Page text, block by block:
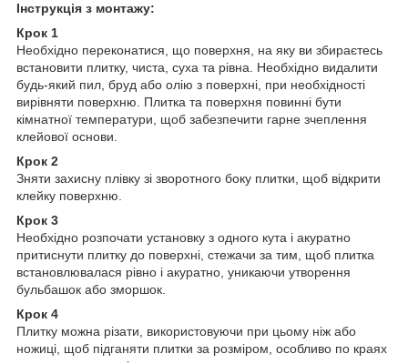
Інструкція з монтажу:
Крок 1
Необхідно переконатися, що поверхня, на яку ви збираєтесь
встановити плитку, чиста, суха та рівна. Необхідно видалити
будь-який пил, бруд або олію з поверхні, при необхідності
вирівняти поверхню. Плитка та поверхня повинні бути
кімнатної температури, щоб забезпечити гарне зчеплення
клейової основи.
Крок 2
Зняти захисну плівку зі зворотного боку плитки, щоб відкрити
клейку поверхню.
Крок 3
Необхідно розпочати установку з одного кута і акуратно
притиснути плитку до поверхні, стежачи за тим, щоб плитка
встановлювалася рівно і акуратно, уникаючи утворення
бульбашок або зморшок.
Крок 4
Плитку можна різати, використовуючи при цьому ніж або
ножиці, щоб підганяти плитки за розміром, особливо по краях